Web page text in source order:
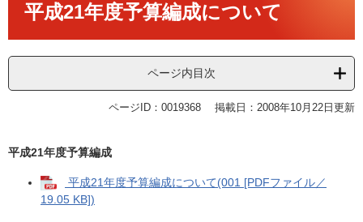
平成21年度予算編成について
ページ内目次
ページID：0019368 掲載日：2008年10月22日更新
平成21年度予算編成
平成21年度予算編成について(001 [PDFファイル／
19.05 KB])